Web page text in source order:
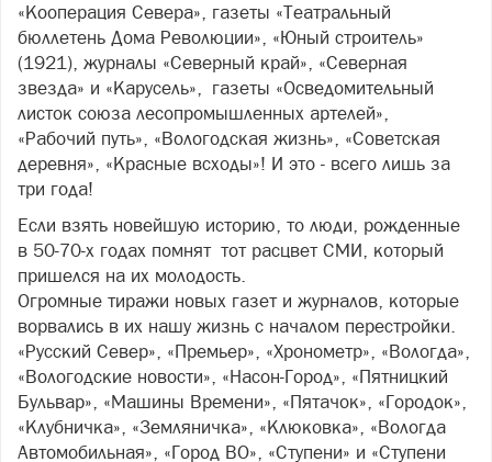
«Кооперация Севера», газеты «Театральный
бюллетень Дома Революции», «Юный строитель»
(1921), журналы «Северный край», «Северная
звезда» и «Карусель», газеты «Осведомительный
листок союза лесопромышленных артелей»,
«Рабочий путь», «Вологодская жизнь», «Советская
деревня», «Красные всходы»! И это - всего лишь за
три года!
Если взять новейшую историю, то люди, рожденные
в 50-70-х годах помнят тот расцвет СМИ, который
пришелся на их молодость.
Огромные тиражи новых газет и журналов, которые
ворвались в их нашу жизнь с началом перестройки.
«Русский Север», «Премьер», «Хронометр», «Вологда»,
«Вологодские новости», «Насон-Город», «Пятницкий
Бульвар», «Машины Времени», «Пятачок», «Городок»,
«Клубничка», «Земляничка», «Клюковка», «Вологда
Автомобильная», «Город ВО», «Ступени» и «Ступени